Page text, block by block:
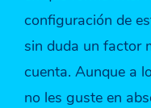
configuración de
sin duda un factor
cuenta. Aunque a
no les guste en